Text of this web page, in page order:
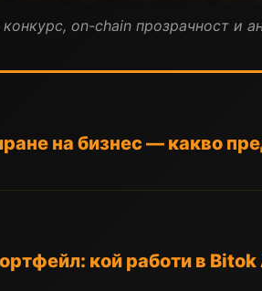
on-chain прозрачност и
на бизнес — какво
кой работи в Bitok